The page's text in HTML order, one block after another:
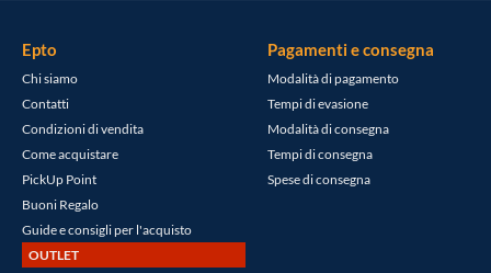
Epto
Chi siamo
Contatti
Condizioni di vendita
Come acquistare
PickUp Point
Buoni Regalo
Guide e consigli per l'acquisto
OUTLET
Pagamenti e consegna
Modalità di pagamento
Tempi di evasione
Modalità di consegna
Tempi di consegna
Spese di consegna